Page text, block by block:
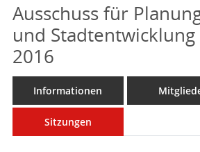
Ausschuss für
und
2016
Informationen
Sitzungen